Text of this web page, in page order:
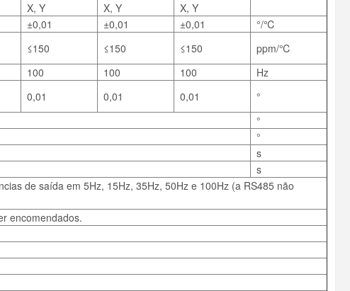
X, Y X, Y
X, Y
±0,01 ±0,01 ±0,01
°/℃
≤150 ≤150 ≤150
ppm/℃
100 100 100
Hz
0,01 0,01 0,01
°
°
°
s
s
de saída em 5Hz, 15Hz, 35Hz, 50Hz e 100Hz (a RS485 não
encomendados.